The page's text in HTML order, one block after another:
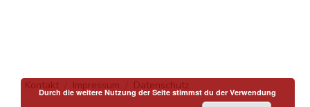
Kontakt Impressum Datenschutz
Durch die weitere Nutzung der Seite stimmst du der Verwendung